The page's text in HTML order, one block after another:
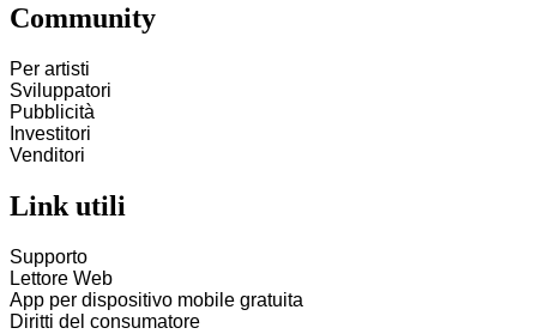
Community
Per artisti
Sviluppatori
Pubblicità
Investitori
Venditori
Link utili
Supporto
Lettore Web
App per dispositivo mobile gratuita
Diritti del consumatore